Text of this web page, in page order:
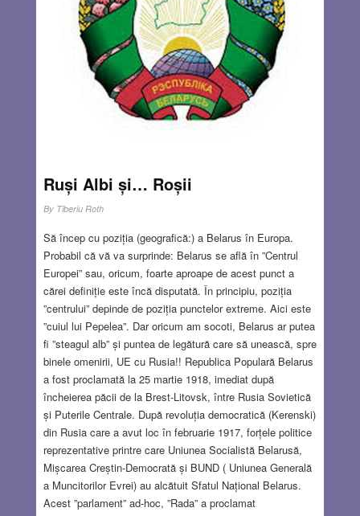
Ruși Albi și… Roșii
By Tiberiu Roth
Să încep cu poziția (geografică:) a Belarus în Europa.
Probabil că vă va surprinde: Belarus se află în ”Centrul
Europei” sau, oricum, foarte aproape de acest punct a
cărei definiție este încă disputată. În principiu, poziția
”centrului” depinde de poziția punctelor extreme. Aici este
”cuiul lui Pepelea”. Dar oricum am socoti, Belarus ar putea
fi ”steagul alb” și puntea de legătură care să unească, spre
binele omenirii, UE cu Rusia!! Republica Populară Belarus
a fost proclamată la 25 martie 1918, imediat după
încheierea păcii de la Brest-Litovsk, între Rusia Sovietică
și Puterile Centrale. După revoluția democratică (Kerenski)
din Rusia care a avut loc în februarie 1917, forțele politice
reprezentative printre care Uniunea Socialistă Belarusă,
Mișcarea Creștin-Democrată și BUND ( Uniunea Generală
a Muncitorilor Evrei) au alcătuit Sfatul Național Belarus.
Acest ”parlament” ad-hoc, ”Rada” a proclamat